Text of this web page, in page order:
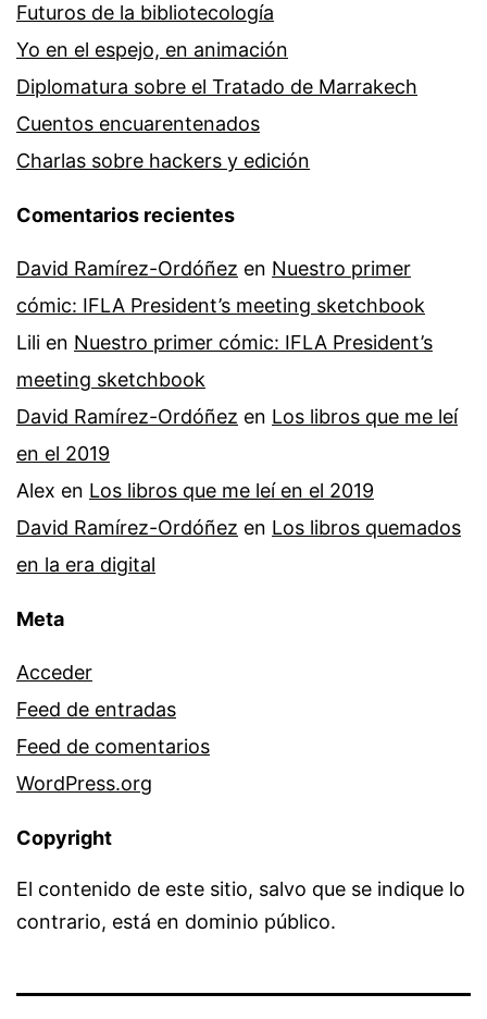
Futuros de la bibliotecología
Yo en el espejo, en animación
Diplomatura sobre el Tratado de Marrakech
Cuentos encuarentenados
Charlas sobre hackers y edición
Comentarios recientes
David Ramírez-Ordóñez en Nuestro primer
cómic: IFLA President’s meeting sketchbook
Lili en Nuestro primer cómic: IFLA President’s
meeting sketchbook
David Ramírez-Ordóñez en Los libros que me leí
en el 2019
Alex en Los libros que me leí en el 2019
David Ramírez-Ordóñez en Los libros quemados
en la era digital
Meta
Acceder
Feed de entradas
Feed de comentarios
WordPress.org
Copyright
El contenido de este sitio, salvo que se indique lo
contrario, está en dominio público.